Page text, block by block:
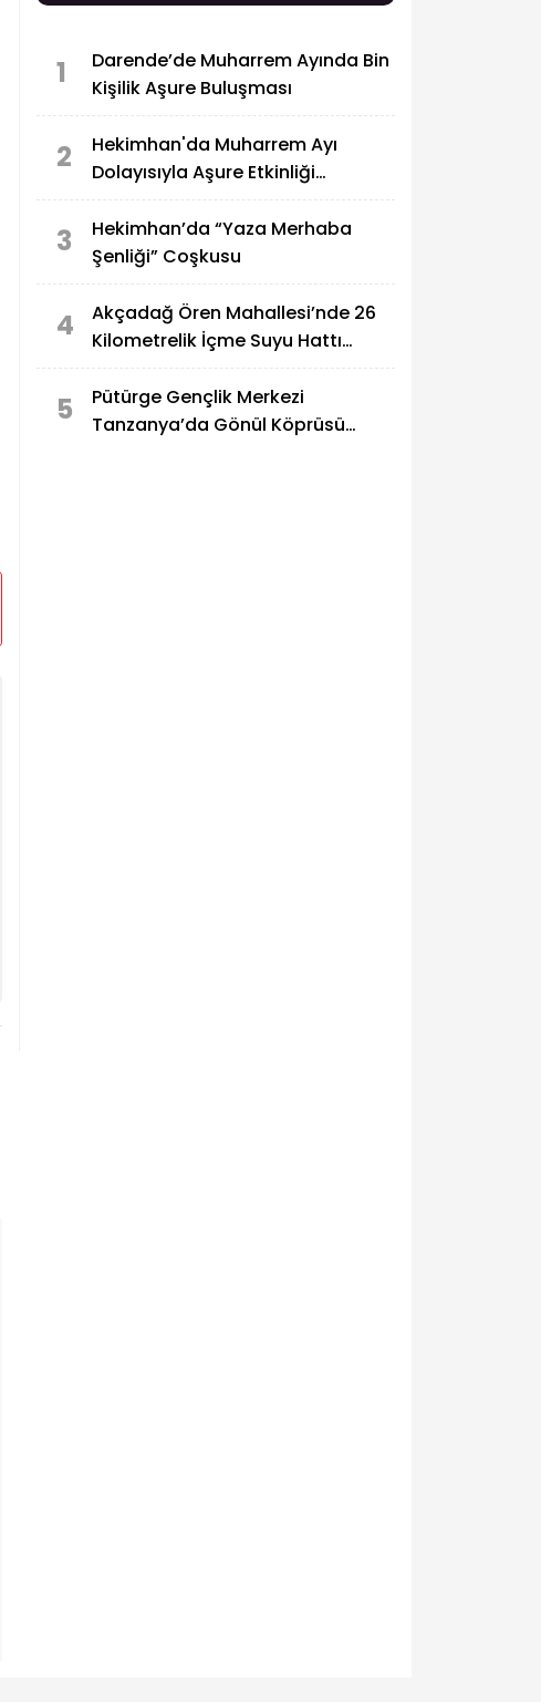
1
Darende’de Muharrem Ayında Bin
Kişilik Aşure Buluşması
2
Hekimhan'da Muharrem Ayı
Dolayısıyla Aşure Etkinliği
3
Hekimhan’da “Yaza Merhaba
Şenliği” Coşkusu
4
Akçadağ Ören Mahallesi’nde 26
Kilometrelik İçme Suyu Hattı
5
Pütürge Gençlik Merkezi
Tanzanya’da Gönül Köprüsü